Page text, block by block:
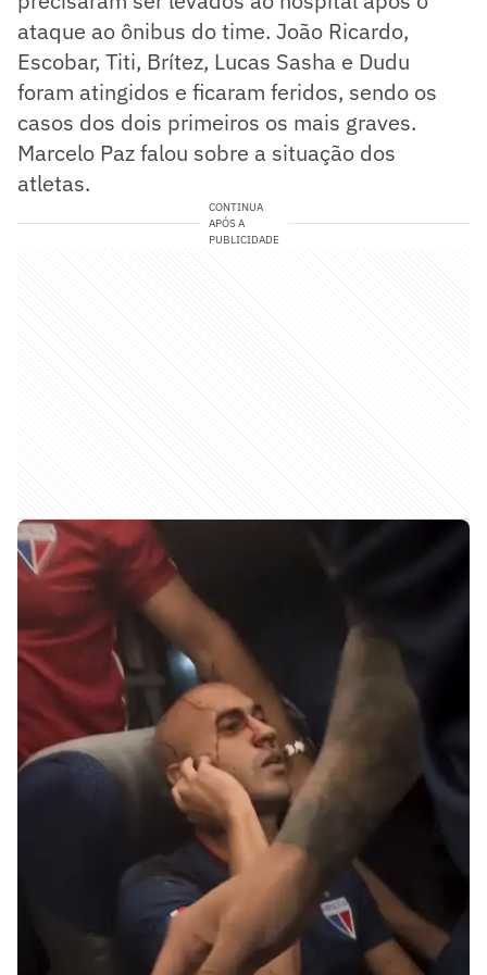
ataque ao ônibus do time. João Ricardo,
Escobar, Titi, Brítez, Lucas Sasha e Dudu
foram atingidos e ficaram feridos, sendo os
casos dos dois primeiros os mais graves.
Marcelo Paz falou sobre a situação dos
atletas.
CONTINUA
APÓS A
PUBLICIDADE